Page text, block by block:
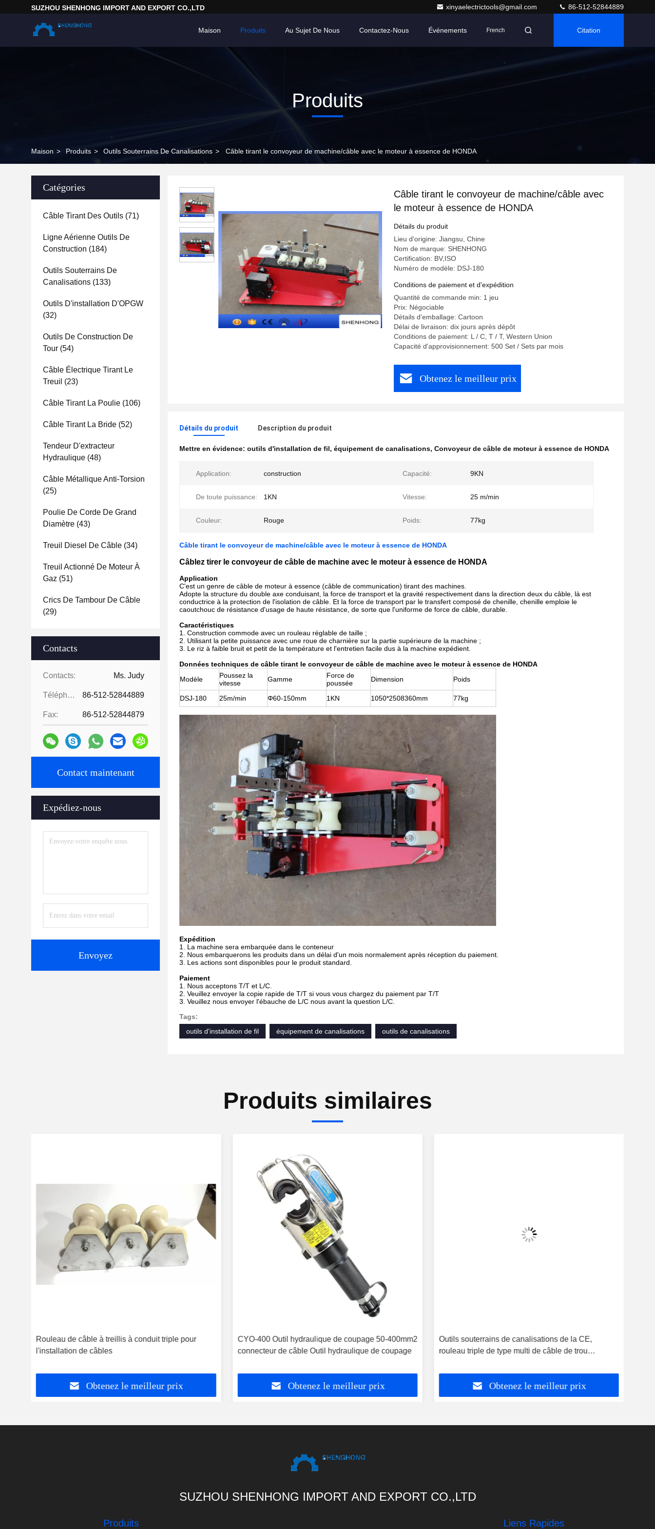
SUZHOU SHENHONG IMPORT AND EXPORT CO.,LTD xinyaelectrictools@gmail.com 86-512-52844889
Maison Produits Au Sujet De Nous Contactez-Nous Événements French Citation
Produits
Maison > Produits > Outils Souterrains De Canalisations > Câble tirant le convoyeur de machine/câble avec le moteur à essence de HONDA
Catégories
Câble Tirant Des Outils (71)
Ligne Aérienne Outils De
Construction (184)
Outils Souterrains De
Canalisations (133)
Outils D'installation D'OPGW
(32)
Outils De Construction De
Tour (54)
Câble Électrique Tirant Le
Treuil (23)
Câble Tirant La Poulie (106)
Câble Tirant La Bride (52)
Tendeur D'extracteur
Hydraulique (48)
Câble Métallique Anti-Torsion
(25)
Poulie De Corde De Grand
Diamètre (43)
Treuil Diesel De Câble (34)
Treuil Actionné De Moteur À
Gaz (51)
Crics De Tambour De Câble
(29)
Contacts
Contacts: Ms. Judy
Téléphone: 86-512-52844889
Fax: 86-512-52844879
Contact maintenant
Expédiez-nous
Envoyez
Câble tirant le convoyeur de machine/câble avec
le moteur à essence de HONDA
Détails du produit
Lieu d'origine: Jiangsu, Chine
Nom de marque: SHENHONG
Certification: BV,ISO
Numéro de modèle: DSJ-180
Conditions de paiement et d'expédition
Quantité de commande min: 1 jeu
Prix: Négociable
Détails d'emballage: Cartoon
Délai de livraison: dix jours après dépôt
Conditions de paiement: L / C, T / T, Western Union
Capacité d'approvisionnement: 500 Set / Sets par mois
Obtenez le meilleur prix
Détails du produit Description du produit
Mettre en évidence: outils d'installation de fil, équipement de canalisations, Convoyeur de câble de moteur à essence de HONDA
Application: construction Capacité: 9KN
De toute puissance: 1KN Vitesse: 25 m/min
Couleur: Rouge Poids: 77kg
Câble tirant le convoyeur de machine/câble avec le moteur à essence de HONDA
Câblez tirer le convoyeur de câble de machine avec le moteur à essence de HONDA
Application
C'est un genre de câble de moteur à essence (câble de communication) tirant des machines.
Adopte la structure du double axe conduisant, la force de transport et la gravité respectivement dans la direction deux du câble, là est
conductrice à la protection de l'isolation de câble. Et la force de transport par le transfert composé de chenille, chenille emploie le
caoutchouc de résistance d'usage de haute résistance, de sorte que l'uniforme de force de câble, durable.
Caractéristiques
1. Construction commode avec un rouleau réglable de taille ;
2. Utilisant la petite puissance avec une roue de charnière sur la partie supérieure de la machine ;
3. Le riz à faible bruit et petit de la température et l'entretien facile dus à la machine expédient.
Données techniques de câble tirant le convoyeur de câble de machine avec le moteur à essence de HONDA
Modèle
Poussez la
vitesse
Gamme
Force de
poussée
Dimension Poids
DSJ-180 25m/min Φ60-150mm 1KN 1050*2508360mm 77kg
Expédition
1. La machine sera embarquée dans le conteneur
2. Nous embarquerons les produits dans un délai d'un mois normalement après réception du paiement.
3. Les actions sont disponibles pour le produit standard.
Paiement
1. Nous acceptons T/T et L/C.
2. Veuillez envoyer la copie rapide de T/T si vous vous chargez du paiement par T/T
3. Veuillez nous envoyer l'ébauche de L/C nous avant la question L/C.
Tags:
outils d'installation de fil
équipement de canalisations outils de canalisations
Produits similaires
Rouleau de câble à treillis à conduit triple pour
l'installation de câbles
Obtenez le meilleur prix
CYO-400 Outil hydraulique de coupage 50-400mm2
connecteur de câble Outil hydraulique de coupage
Obtenez le meilleur prix
Outils souterrains de canalisations de la CE,
rouleau triple de type multi de câble de trou
Obtenez le meilleur prix
SUZHOU SHENHONG IMPORT AND EXPORT CO.,LTD
Produits Liens Rapides